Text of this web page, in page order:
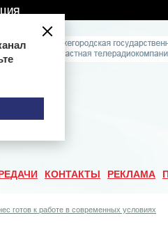
КОНТАКТЫ РЕКЛАМА
готов к работе в современных условиях